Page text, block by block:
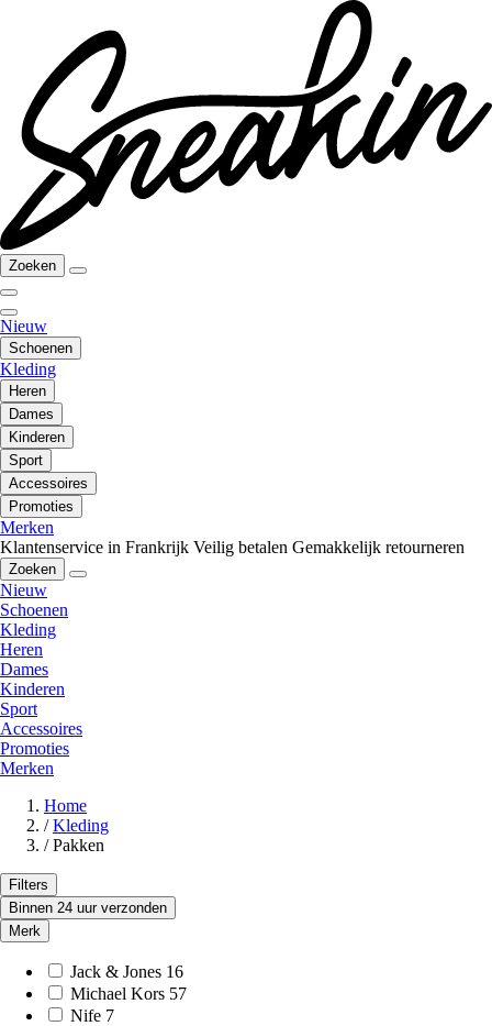
Zoeken
Nieuw
Schoenen
Kleding
Heren
Dames
Kinderen
Sport
Accessoires
Promoties
Merken
Klantenservice in Frankrijk Veilig betalen Gemakkelijk retourneren
Zoeken
Nieuw
Schoenen
Kleding
Heren
Dames
Kinderen
Sport
Accessoires
Promoties
Merken
Home
/ Kleding
/ Pakken
Filters
Binnen 24 uur verzonden
Merk
Jack & Jones 16
Michael Kors 57
Nife 7